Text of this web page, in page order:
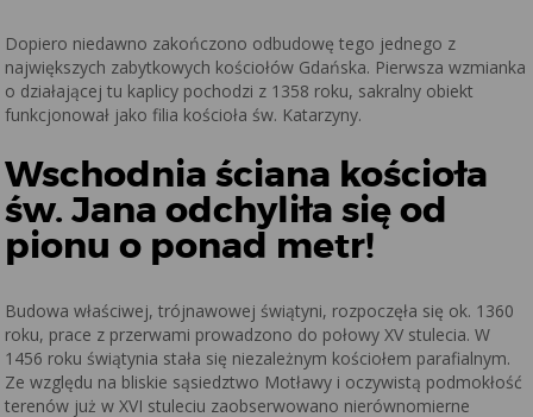
Dopiero niedawno zakończono odbudowę tego jednego z
największych zabytkowych kościołów Gdańska. Pierwsza wzmianka
o działającej tu kaplicy pochodzi z 1358 roku, sakralny obiekt
funkcjonował jako filia kościoła św. Katarzyny.
Wschodnia ściana kościoła
św. Jana odchyliła się od
pionu o ponad metr!
Budowa właściwej, trójnawowej świątyni, rozpoczęła się ok. 1360
roku, prace z przerwami prowadzono do połowy XV stulecia. W
1456 roku świątynia stała się niezależnym kościołem parafialnym.
Ze względu na bliskie sąsiedztwo Motławy i oczywistą podmokłość
terenów już w XVI stuleciu zaobserwowano nierównomierne